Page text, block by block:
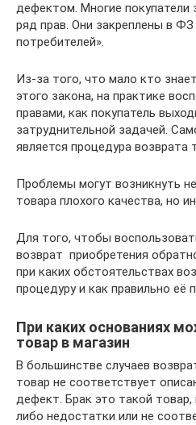
дефектом. Многие покупатели
ряд прав. Они закреплены в
потребителей».
Из-за того, что мало кто
этого закона, на практике
правами, как покупатель
затруднительной задачей.
является процедура возврата
Проблемы могут возникнуть
товара плохого качества, но
Для того, чтобы
возврат приобретения
при каких обстоятельствах
процедуру и как правильно её
При каких основаниях
товар в магазин
В большинстве случаев
товар не соответствует
дефект. Брак это такой
либо недостатки или не